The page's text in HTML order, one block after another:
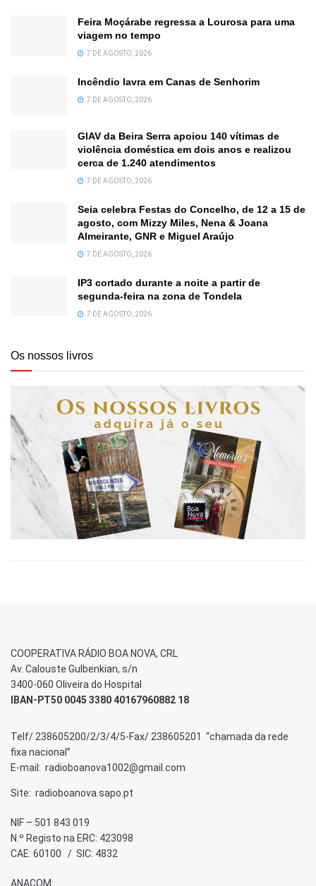
Feira Moçárabe regressa a Lourosa para uma
viagem no tempo
7 DE AGOSTO, 2026
Incêndio lavra em Canas de Senhorim
7 DE AGOSTO, 2026
GIAV da Beira Serra apoiou 140 vítimas de
violência doméstica em dois anos e realizou
cerca de 1.240 atendimentos
7 DE AGOSTO, 2026
Seia celebra Festas do Concelho, de 12 a 15 de
agosto, com Mizzy Miles, Nena & Joana
Almeirante, GNR e Miguel Araújo
7 DE AGOSTO, 2026
IP3 cortado durante a noite a partir de
segunda-feira na zona de Tondela
7 DE AGOSTO, 2026
Os nossos livros
COOPERATIVA RÁDIO BOA NOVA, CRL
Av. Calouste Gulbenkian, s/n
3400-060 Oliveira do Hospital
IBAN-PT50 0045 3380 40167960882 18
Telf/ 238605200/2/3/4/5-Fax/ 238605201 “chamada da rede
fixa nacional”
E-mail: radioboanova1002@gmail.com
Site: radioboanova.sapo.pt
NIF – 501 843 019
N.º Registo na ERC: 423098
CAE: 60100 / SIC: 4832
ANACOM: